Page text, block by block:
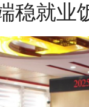
稳就业